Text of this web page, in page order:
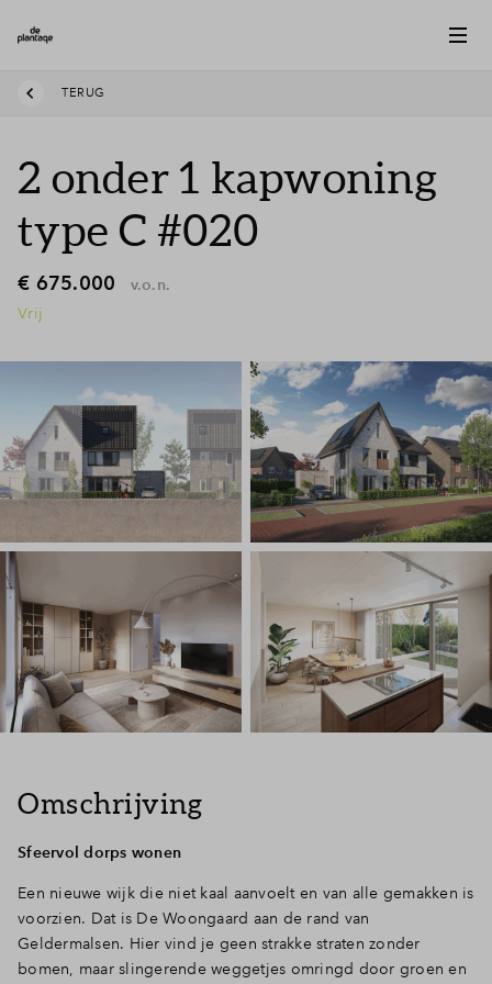
TERUG
2 onder 1 kapwoning
type C #020
€ 675.000
v.o.n.
Vrij
Omschrijving
Sfeervol dorps wonen
Een nieuwe wijk die niet kaal aanvoelt en van alle gemakken is
voorzien. Dat is De Woongaard aan de rand van
Geldermalsen. Hier vind je geen strakke straten zonder
bomen, maar slingerende weggetjes omringd door groen en